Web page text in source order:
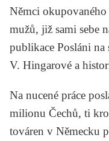
Němci
mužů, již sami sebe
publikace Posláni na
V. Hingarové a
Na nucené práce
milionu Čechů, ti
továren v Německu